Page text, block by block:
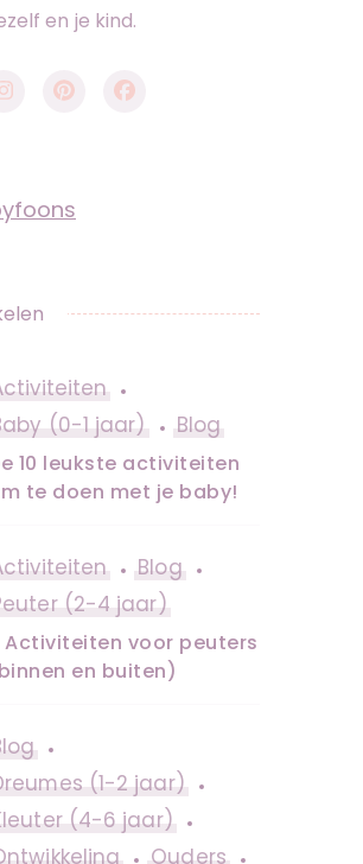
en je kind.
(0-1 jaar)
Blog
10 leukste activiteiten
te doen met je baby!
Blog
(2-4 jaar)
Activiteiten voor peuters
en buiten)
(1-2 jaar)
(4-6 jaar)
Ouders